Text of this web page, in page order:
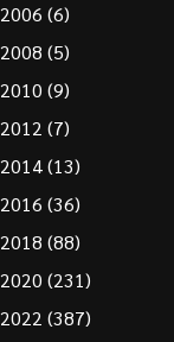
2006 (6)
2008 (5)
2010 (9)
2012 (7)
2014(13)
2016 (36)
2018 (88)
2020 (231)
2022 (387)